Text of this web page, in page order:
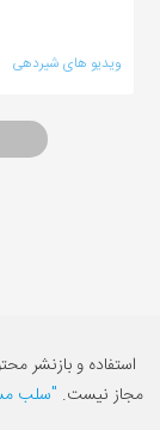
ویدیو های شیردهی
استفاده و بازنشر
مجاز نیست. "سلب